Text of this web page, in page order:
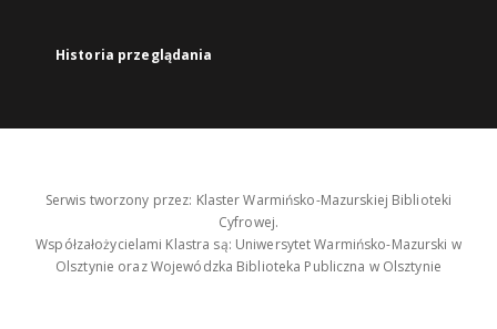
Historia przeglądania
Serwis tworzony przez: Klaster Warmińsko-Mazurskiej Biblioteki
Cyfrowej.
Współzałożycielami Klastra są: Uniwersytet Warmińsko-Mazurski w
Olsztynie oraz Wojewódzka Biblioteka Publiczna w Olsztynie